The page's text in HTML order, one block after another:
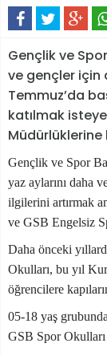
Gençlik ve
ve gençler için
Temmuz’da
katılmak
Gençlik ve Spor
yaz aylarını daha
ilgilerini artırmak
ve GSB Engelsiz
Daha önceki
Okulları, bu yıl
öğrencilere
05-18 yaş
GSB Spor Okulları